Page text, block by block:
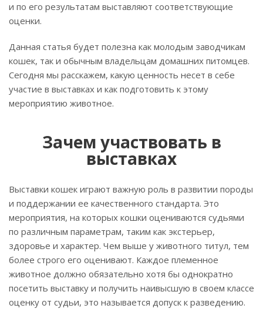
и по его результатам выставляют соответствующие
оценки.
Данная статья будет полезна как молодым заводчикам
кошек, так и обычным владельцам домашних питомцев.
Сегодня мы расскажем, какую ценность несет в себе
участие в выставках и как подготовить к этому
мероприятию животное.
Зачем участвовать в
выставках
Выставки кошек играют важную роль в развитии породы
и поддержании ее качественного стандарта. Это
мероприятия, на которых кошки оцениваются судьями
по различным параметрам, таким как экстерьер,
здоровье и характер. Чем выше у животного титул, тем
более строго его оценивают. Каждое племенное
животное должно обязательно хотя бы однократно
посетить выставку и получить наивысшую в своем классе
оценку от судьи, это называется допуск к разведению.